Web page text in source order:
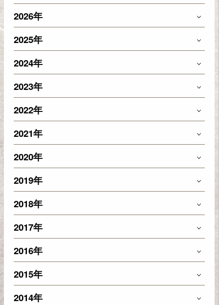
2026年
2025年
2024年
2023年
2022年
2021年
2020年
2019年
2018年
2017年
2016年
2015年
2014年